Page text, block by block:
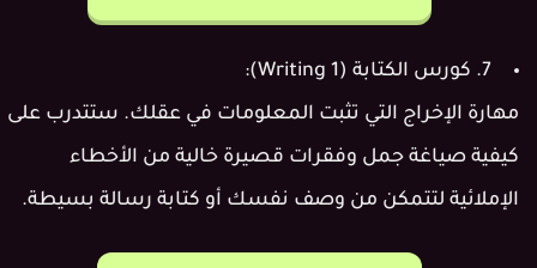
7. كورس الكتابة (Writing 1):
مهارة الإخراج التي تثبت المعلومات في عقلك. ستتدرب على
كيفية صياغة جمل وفقرات قصيرة خالية من الأخطاء
الإملائية لتتمكن من وصف نفسك أو كتابة رسالة بسيطة.